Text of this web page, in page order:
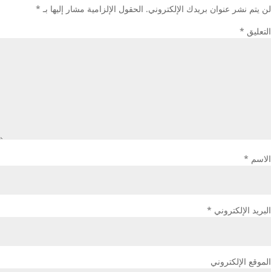
لن يتم نشر عنوان بريدك الإلكتروني. الحقول الإلزامية مشار إليها بـ *
التعليق *
الاسم *
البريد الإلكتروني *
الموقع الإلكتروني